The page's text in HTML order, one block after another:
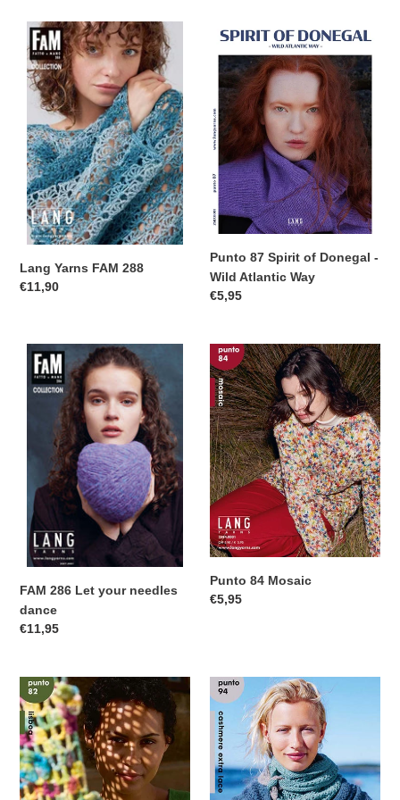
Lang
Yarns
FAM
288
Lang Yarns FAM 288
Normale
€11,90
Punto
Spirit
of
Donegal
Wild
Atlantic
Way
Punto 87 Spirit of Donegal -
Wild Atlantic Way
Normale
€5,95
FAM
286
Let
needles
FAM 286 Let your needles
dance
Normale
€11,95
Punto
84
Mosaic
Punto 84 Mosaic
Normale
€5,95
punto
82
Lisboa
Punto
94
Cashmere
extra
lace